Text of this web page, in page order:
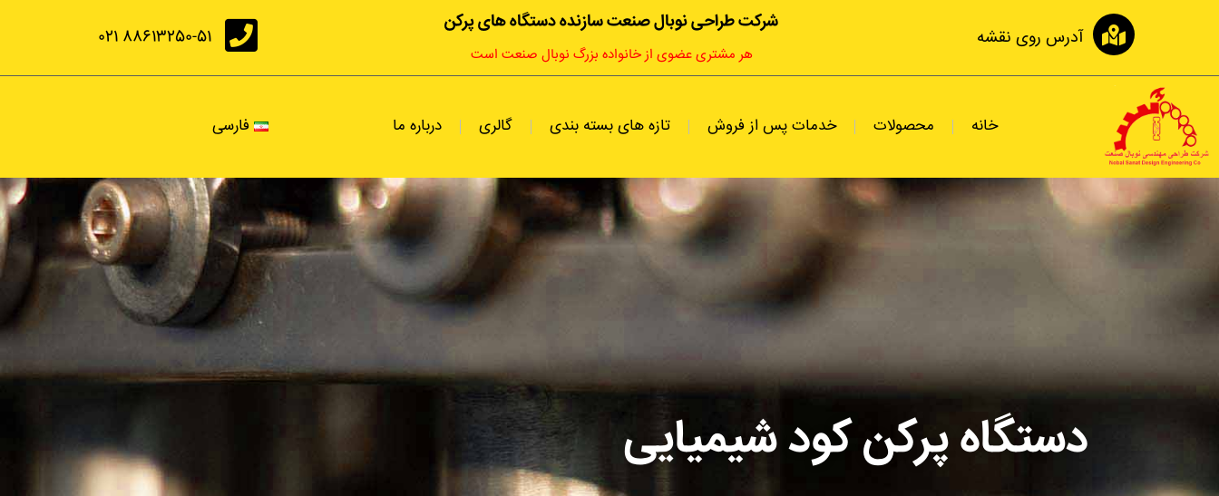
آدرس روی نقشه
شرکت طراحی نوبال صنعت سازنده دستگاه های پرکن
هر مشتری عضوی از خانواده بزرگ نوبال صنعت است
88613250-51 021
خانه محصولات خدمات پس از فروش تازه های بسته بندی گالری درباره ما فارسی
دستگاه پرکن کود شیمیایی